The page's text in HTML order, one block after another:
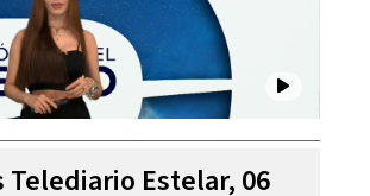
Telediario Estelar, 06